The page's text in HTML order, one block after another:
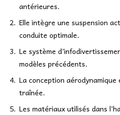
antérieures.
Elle intègre une suspension
conduite optimale.
Le système
modèles précédents.
La conception
traînée.
Les matériaux utilisés dans